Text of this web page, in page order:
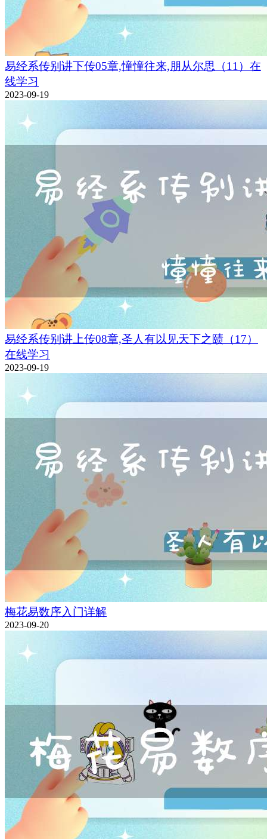
易经系传别讲下传05章,憧憧往来,朋从尔思（11）在
线学习
2023-09-19
易经系传别讲上传08章,圣人有以见天下之赜（17）
在线学习
2023-09-19
梅花易数序入门详解
2023-09-20